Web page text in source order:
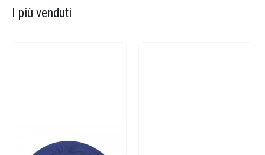
I più venduti